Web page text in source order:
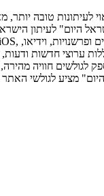
הראשונה פורסמה ב-30
חוויה
מציע לגולשי